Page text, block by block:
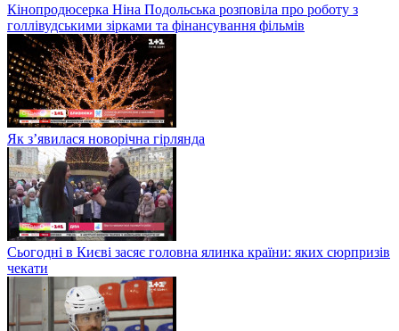
Кінопродюсерка Ніна Подольська розповіла про роботу з
голлівудськими зірками та фінансування фільмів
Як з’явилася новорічна гірлянда
Сьогодні в Києві засяє головна ялинка країни: яких сюрпризів
чекати